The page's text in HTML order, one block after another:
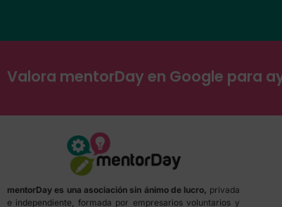
Valora mentorDay en Google para
mentorDay es una asociación sin ánimo de lucro, privada
e independiente, formada por empresarios voluntarios y